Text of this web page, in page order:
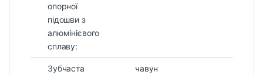
опорної
підошви з
алюмінієвого
сплаву:
Зубчаста
чавун